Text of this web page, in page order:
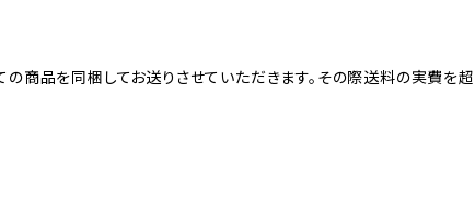
商品を同梱してお送りさせていただきます。その際送料の実費を